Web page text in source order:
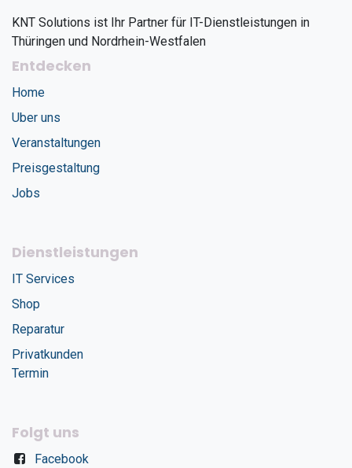
KNT Solutions ist Ihr Partner für IT-Dienstleistungen in
Thüringen und Nordrhein-Westfalen
Entdecken
Home
Uber uns
Veranstaltungen
Preisgestaltung
Jobs
Dienstleistungen
IT Services
Shop
Reparatur
Privatkunden
Termin
Folgt uns
Facebook